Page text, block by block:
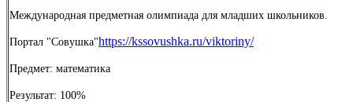
Международная предметная олимпиада для младших школьников.
Портал "Совушка"https://kssovushka.ru/viktoriny/
Предмет: математика